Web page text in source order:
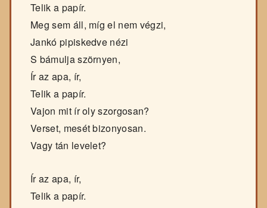
Telik a papír.
Meg sem áll, míg el nem végzi,
Jankó pipiskedve nézi
S bámulja szörnyen,
Ír az apa, ír,
Telik a papír.
Vajon mit ír oly szorgosan?
Verset, mesét bizonyosan.
Vagy tán levelet?
Ír az apa, ír,
Telik a papír.